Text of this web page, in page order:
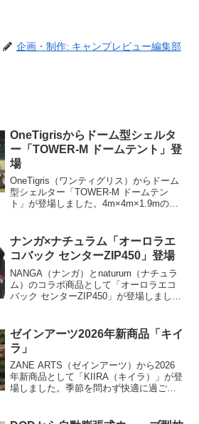
企画・制作: キャンプレビュー編集部
OneTigrisからドーム型シェルタ
ー「TOWER-M ドームテント」登
場
OneTigris（ワンティグリス）からドーム
型シェルター「TOWER-M ドームテン
ト」が登場しました。4m×4m×1.9mの大
ーションが合計8つ搭載されており、開放
感のあるドームテントとなっています。
詳細をレビューします。
ナンガ×ナチュラム「オーロラエ
コバック センターZIP450」登場
NANGA（ナンガ）とnaturum（ナチュラ
ム）のコラボ商品として「オーロラエコ
バック センターZIP450」が登場しまし
ダウン量は450gあり春夏秋のスリーシー
ズンに対応します。詳細をレビューしま
す。
ゼインアーツ2026年新商品「キイ
ラ」
ZANE ARTS（ゼインアーツ）から2026
年新商品として「KIIRA（キイラ）」が登
場しました。季節を問わず快適に過ごせ